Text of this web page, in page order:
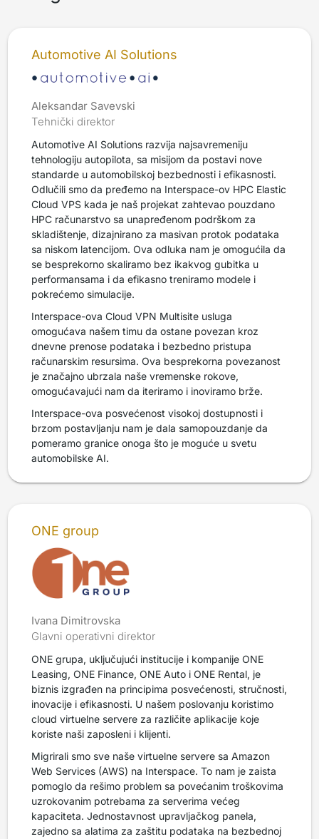
Automotive AI Solutions
Aleksandar Savevski
Tehnički direktor
Automotive AI Solutions razvija najsavremeniju
tehnologiju autopilota, sa misijom da postavi nove
standarde u automobilskoj bezbednosti i efikasnosti.
Odlučili smo da pređemo na Interspace-ov HPC Elastic
Cloud VPS kada je naš projekat zahtevao pouzdano
HPC računarstvo sa unapređenom podrškom za
skladištenje, dizajnirano za masivan protok podataka
sa niskom latencijom. Ova odluka nam je omogućila da
se besprekorno skaliramo bez ikakvog gubitka u
performansama i da efikasno treniramo modele i
pokrećemo simulacije.
Interspace-ova Cloud VPN Multisite usluga
omogućava našem timu da ostane povezan kroz
dnevne prenose podataka i bezbedno pristupa
računarskim resursima. Ova besprekorna povezanost
je značajno ubrzala naše vremenske rokove,
omogućavajući nam da iteriramo i inoviramo brže.
Interspace-ova posvećenost visokoj dostupnosti i
brzom postavljanju nam je dala samopouzdanje da
pomeramo granice onoga što je moguće u svetu
automobilske AI.
ONE group
Ivana Dimitrovska
Glavni operativni direktor
ONE grupa, uključujući institucije i kompanije ONE
Leasing, ONE Finance, ONE Auto i ONE Rental, je
biznis izgrađen na principima posvećenosti, stručnosti,
inovacije i efikasnosti. U našem poslovanju koristimo
cloud virtuelne servere za različite aplikacije koje
koriste naši zaposleni i klijenti.
Migrirali smo sve naše virtuelne servere sa Amazon
Web Services (AWS) na Interspace. To nam je zaista
pomoglo da rešimo problem sa povećanim troškovima
uzrokovanim potrebama za serverima većeg
kapaciteta. Jednostavnost upravljačkog panela,
zajedno sa alatima za zaštitu podataka na bezbednoj